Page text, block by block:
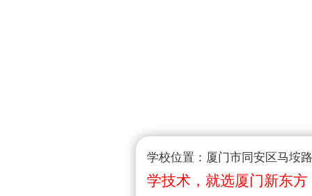
学校位置：厦门市同安区马垵
学技术，就选厦门新东方